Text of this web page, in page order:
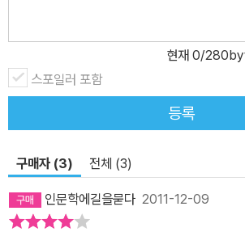
고, 지켜준 사람들이 없었다면 우리가 기억하
초라해졌을 것이다. 그리하여 '선비의 탄생'에
친구들 이야기가 가득하다. 이처럼 선비의 모
수 있었던 것은 문학성이 빛나는 시 한 수, 세계
고스란히 묻어 있기 때문이었다. 친우에게 부
풍긴다. 퇴계는 정신이 온전하지 못한 아내가
현재 0/
스포일러 포함
등록
구매자 (3) 전체 (3)
인문학에길을묻다 2011-12-09